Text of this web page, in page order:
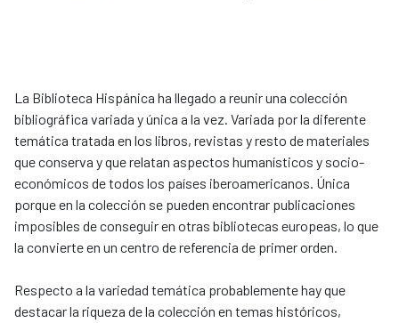
La Biblioteca Hispánica ha llegado a reunir una colección
bibliográfica variada y única a la vez. Variada por la diferente
temática tratada en los libros, revistas y resto de materiales
que conserva y que relatan aspectos humanísticos y socio-
económicos de todos los países iberoamericanos. Única
porque en la colección se pueden encontrar publicaciones
imposibles de conseguir en otras bibliotecas europeas, lo que
la convierte en un centro de referencia de primer orden.
Respecto a la variedad temática probablemente hay que
destacar la riqueza de la colección en temas históricos,